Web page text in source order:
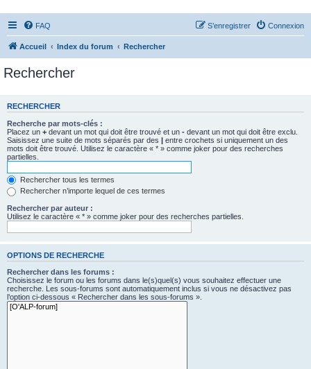
FAQ Connexion
S’enregistrer
Accueil Index du forum Rechercher
Rechercher
RECHERCHER
Recherche par mots-clés :
Placez un + devant un mot qui doit être trouvé et un - devant un mot qui doit être exclu.
Saisissez une suite de mots séparés par des | entre crochets si uniquement un des
mots doit être trouvé. Utilisez le caractère « * » comme joker pour des recherches
partielles.
Rechercher tous les termes
Rechercher n’importe lequel de ces termes
Rechercher par auteur :
Utilisez le caractère « * » comme joker pour des recherches partielles.
OPTIONS DE RECHERCHE
Rechercher dans les forums :
Choisissez le forum ou les forums dans le(s)quel(s) vous souhaitez effectuer une
recherche. Les sous-forums sont automatiquement inclus si vous ne désactivez pas
l’option ci-dessous « Rechercher dans les sous-forums ».